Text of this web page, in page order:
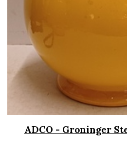
ADCO - Groninger